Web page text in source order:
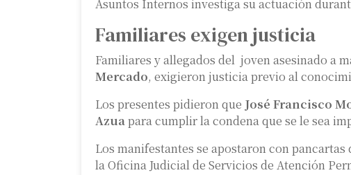
Asuntos Internos investiga su actuación
Familiares exigen justicia
Familiares y allegados del joven asesinado a
Mercado, exigieron justicia previo al
Los presentes pidieron que José Francisco
Azuapara cumplir la condena que se le sea
Los manifestantes se apostaron con
la Oficina Judicial de Servicios de Atención